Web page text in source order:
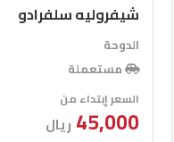
شيفروليه سلفرادو
الدوحة
مستعملة
السعر إبتداء من
45,000 ريال